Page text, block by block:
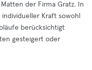
der Firma Gratz. In
Kraft sowohl
berücksichtigt
gesteigert oder